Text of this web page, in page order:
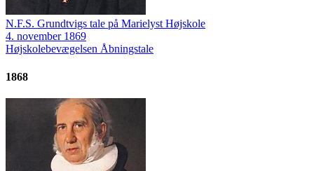
N.F.S. Grundtvigs tale på Marielyst Højskole
4. november 1869
Højskolebevægelsen Åbningstale
1868